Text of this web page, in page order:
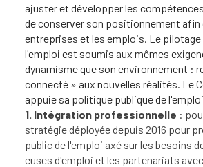
ajuster et développer les
de conserver son positionnement afin
entreprises et les emplois. Le pilotage
l'emploi est soumis aux mêmes
dynamisme que son environnement :
connecté » aux nouvelles réalités. Le
appuie sa politique publique de
​1. Intégration professionnelle :
stratégie déployée depuis 2016 pour
public de l'emploi axé sur les besoins
euses d'emploi et les partenariats